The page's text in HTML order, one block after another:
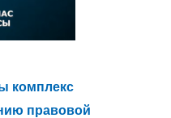
комплекс
правовой